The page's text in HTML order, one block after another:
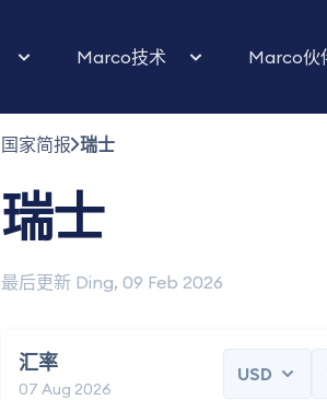
Marco技术 Marco伙
国家简报 瑞士
瑞士
最后更新 Ding, 09 Feb 2026
汇率
07 Aug 2026